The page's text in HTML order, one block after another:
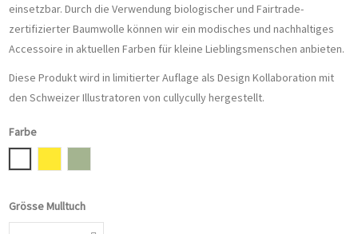
einsetzbar. Durch die Verwendung biologischer und Fairtrade-
zertifizierter Baumwolle können wir ein modisches und nachhaltiges
Accessoire in aktuellen Farben für kleine Lieblingsmenschen anbieten.
Diese Produkt wird in limitierter Auflage als Design Kollaboration mit
den Schweizer Illustratoren von cullycully hergestellt.
Farbe
Grösse Mulltuch